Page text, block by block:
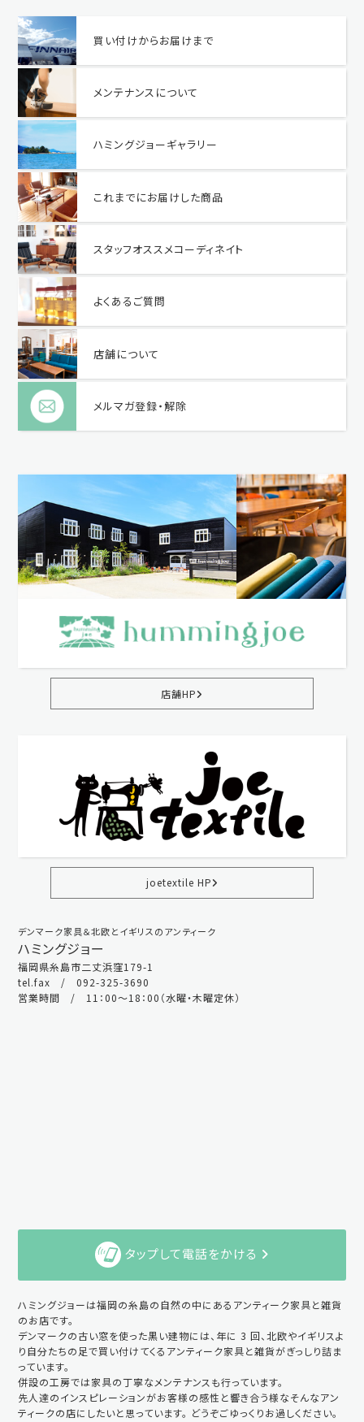
買い付けからお届けまで
メンテナンスについて
ハミングジョーギャラリー
これまでにお届けした商品
スタッフオススメコーディネイト
よくあるご質問
店舗について
メルマガ登録・解除
店舗HP
joetextile HP
デンマーク家具＆北欧とイギリスのアンティーク
ハミングジョー
福岡県糸島市二丈浜窪179-1
tel.fax / 092-325-3690
営業時間 / 11：00～18：00（水曜・木曜定休）
タップして電話をかける
ハミングジョーは福岡の糸島の自然の中にあるアンティーク家具と雑貨
のお店です。
デンマークの古い窓を使った黒い建物には、年に 3 回、北欧やイギリスよ
り自分たちの足で買い付けてくるアンティーク家具と雑貨がぎっしり詰ま
っています。
併設の工房では家具の丁寧なメンテナンスも行っています。
先人達のインスピレーションがお客様の感性と響き合う様なそんなアン
ティークの店にしたいと思っています。 どうぞごゆっくりお過しください。